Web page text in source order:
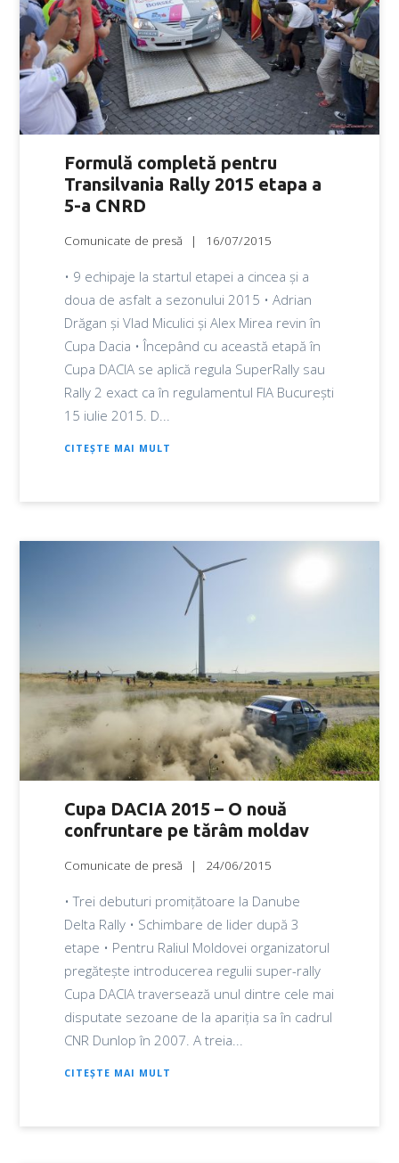
Formulă completă pentru
Transilvania Rally 2015 etapa a
5-a CNRD
Comunicate de presă 16/07/2015
• 9 echipaje la startul etapei a cincea și a
doua de asfalt a sezonului 2015 • Adrian
Drăgan și Vlad Miculici și Alex Mirea revin în
Cupa Dacia • Începând cu această etapă în
Cupa DACIA se aplică regula SuperRally sau
Rally 2 exact ca în regulamentul FIA București
15 iulie 2015. D...
CITEȘTE MAI MULT
Cupa DACIA 2015 – O nouă
confruntare pe tărâm moldav
Comunicate de presă 24/06/2015
• Trei debuturi promițătoare la Danube
Delta Rally • Schimbare de lider după 3
etape • Pentru Raliul Moldovei organizatorul
pregătește introducerea regulii super-rally
Cupa DACIA traversează unul dintre cele mai
disputate sezoane de la apariția sa în cadrul
CNR Dunlop în 2007. A treia...
CITEȘTE MAI MULT